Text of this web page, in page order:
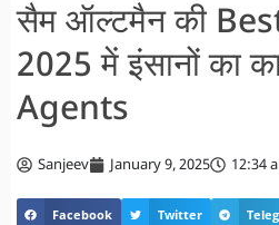
सैम ऑल्टमैन की Best
2025 में इंसानों का
Agents
Sanjeev January 9, 2025 12:34
Facebook Twitter